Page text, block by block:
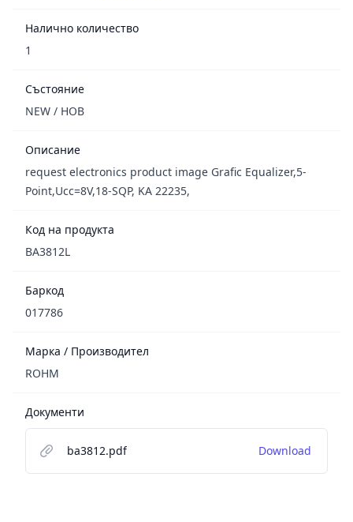
Налично количество
1
Състояние
NEW / НОВ
Описание
request electronics product image Grafic Equalizer,5-
Point,Ucc=8V,18-SQP, KA 22235,
Код на продукта
BA3812L
Баркод
017786
Марка / Производител
ROHM
Документи
ba3812.pdf Download